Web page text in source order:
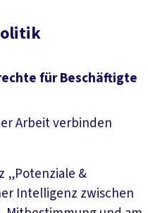
für Beschäftigte
Arbeit verbinden
„Potenziale &
Intelligenz zwischen